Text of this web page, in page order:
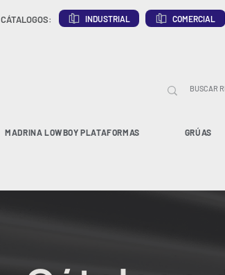
CÁTALOGOS: INDUSTRIAL COMERCIAL
MADRINA LOWBOY PLATAFORMAS GRÚAS